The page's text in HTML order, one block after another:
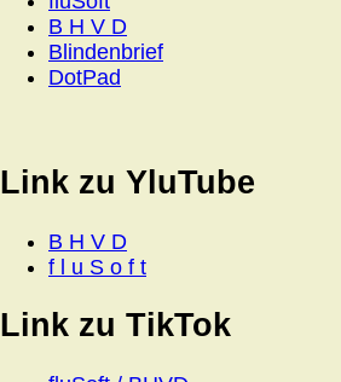
B H V D
Blindenbrief
DotPad
Link zu YluTube
B H V D
f l u S o f t
Link zu TikTok